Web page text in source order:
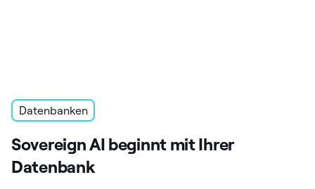
Datenbanken
Sovereign AI beginnt mit Ihrer
Datenbank